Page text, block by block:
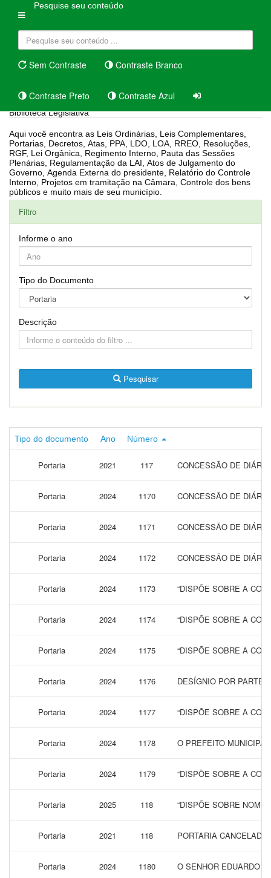
Pesquise seu conteúdo
Sem Contraste Contraste Branco
Contraste Preto Contraste Azul
Biblioteca Legislativa
Aqui você encontra as Leis Ordinárias, Leis Complementares,
Portarias, Decretos, Atas, PPA, LDO, LOA, RREO, Resoluções,
RGF, Lei Orgânica, Regimento Interno, Pauta das Sessões
Plenárias, Regulamentação da LAI, Atos de Julgamento do
Governo, Agenda Externa do presidente, Relatório do Controle
Interno, Projetos em tramitação na Câmara, Controle dos bens
públicos e muito mais de seu município.
Filtro
Informe o ano
Tipo do Documento
Descrição
Pesquisar
Tipo do documento Ano Número
Portaria 2021 117 CONCESSÃO DE
Portaria 2024 1170 CONCESSÃO DE
Portaria 2024 1171 CONCESSÃO DE
Portaria 2024 1172 CONCESSÃO DE
Portaria 2024 1173 “DISPÕE SOBRE A
Portaria 2024 1174 “DISPÕE SOBRE A
Portaria 2024 1175 “DISPÕE SOBRE A
Portaria 2024 1176 DESÍGNIO POR PARTE
Portaria 2024 1177 “DISPÕE SOBRE A
Portaria 2024 1178 O PREFEITO
Portaria 2024 1179 “DISPÕE SOBRE A
Portaria 2025 118 “DISPÕE SOBRE
Portaria 2021 118 PORTARIA CANCELADA
Portaria 2024 1180 O SENHOR EDUARDO